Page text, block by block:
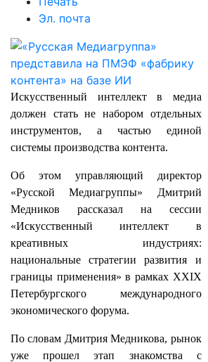
Эл. почта
Искусственный интеллект в медиа
должен стать не набором отдельных
инструментов, а частью единой
системы производства контента.
Об этом управляющий директор
«Русской Медиагруппы» Дмитрий
Медников рассказал на сессии
«Искусственный интеллект в
креативных индустриях:
национальные стратегии развития и
границы применения» в рамках XXIX
Петербургского международного
экономического форума.
По словам Дмитрия Медникова, рынок
уже прошел этап знакомства с